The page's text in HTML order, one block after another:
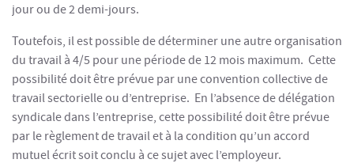
jour ou de 2 demi-jours.
Toutefois, il est possible de déterminer une autre organisation
du travail à 4/5 pour une période de 12 mois maximum. Cette
possibilité doit être prévue par une convention collective de
travail sectorielle ou d’entreprise. En l’absence de délégation
syndicale dans l’entreprise, cette possibilité doit être prévue
par le règlement de travail et à la condition qu’un accord
mutuel écrit soit conclu à ce sujet avec l’employeur.